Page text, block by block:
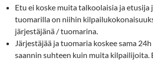
Etu ei koske muita talkoolaisia ja etusija
tuomarilla on niihin
järjestäjänä / tuomarina.
Järjestäjää ja tuomaria koskee sama
saannin suhteen kuin muita kilpailijoita.